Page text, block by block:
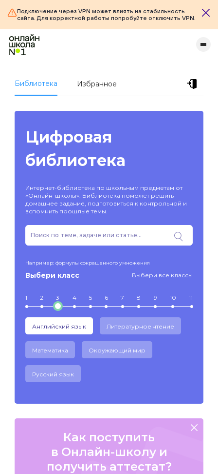
Подключение через VPN может влиять на стабильность
сайта. Для корректной работы попробуйте отключить VPN.
Библиотека Избранное
Цифровая
библиотека
Интернет-библиотека по школьным предметам от
«Онлайн-школы». Библиотека поможет решить
домашнее задание, подготовиться к контрольной и
вспомнить прошлые темы.
Например: формулы сокращенного умножения
Выбери класс Выбери все классы
1 2 3 4 5 6 7 8 9 10 11
Английский язык Литературное чтение
Математика Окружающий мир
Русский язык
Как поступить
в Онлайн-школу и
получить аттестат?